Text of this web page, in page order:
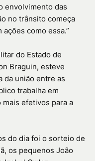
envolvimento das
no trânsito começa
como essa.”
do Estado de
Braguin, esteve
da união entre as
trabalha em
efetivos para a
do dia foi o sorteio de
os pequenos João